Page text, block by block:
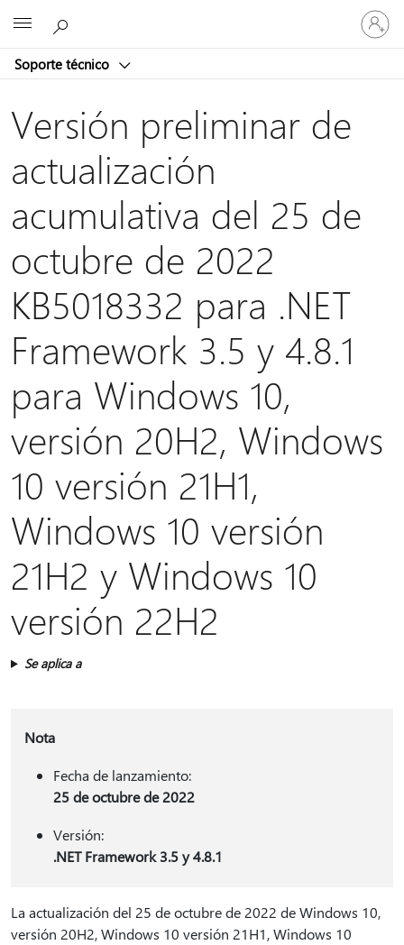
Soporte técnico
Iniciar
sesión
en
cuenta
Versión preliminar de
actualización
acumulativa del 25 de
octubre de 2022
KB5018332 para .NET
Framework 3.5 y 4.8.1
para Windows 10,
versión 20H2, Windows
10 versión 21H1,
Windows 10 versión
21H2 y Windows 10
versión 22H2
Se aplica a
Nota
Fecha de lanzamiento:
25 de octubre de 2022
Versión:
.NET Framework 3.5 y 4.8.1
La actualización del 25 de octubre de 2022 de Windows 10,
versión 20H2, Windows 10 versión 21H1, Windows 10